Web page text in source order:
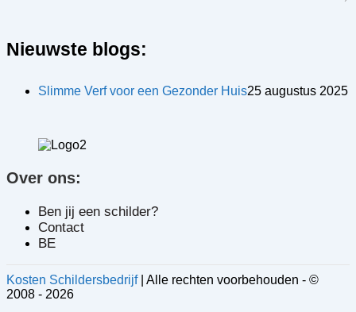
Nieuwste blogs:
Slimme Verf voor een Gezonder Huis25 augustus 2025
Over ons:
Ben jij een schilder?
Contact
BE
Kosten Schildersbedrijf | Alle rechten voorbehouden - ©
2008 - 2026